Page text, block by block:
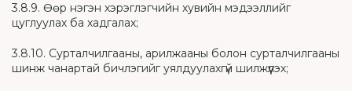
3.8.9. Өөр нэгэн хэрэглэгчийн хувийн мэдээллийг
цуглуулах ба хадгалах;
3.8.10. Сурталчилгааны, арилжааны болон сурталчилгааны
шинж чанартай бичлэгийг уялдуулахгүй шилжүүлэх;